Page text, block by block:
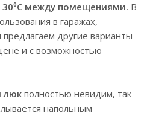
30⁰C между помещениями. В
в гаражах,
другие варианты
и с возможностью
люк полностью невидим, так
напольным